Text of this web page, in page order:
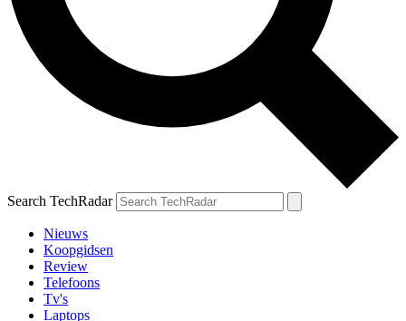
Search TechRadar
Nieuws
Koopgidsen
Review
Telefoons
Tv's
Laptops